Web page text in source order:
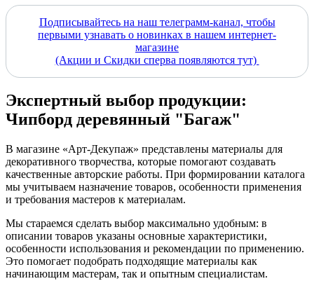
Подписывайтесь на наш телеграмм-канал, чтобы
первыми узнавать о новинках в нашем интернет-
магазине
(Акции и Скидки сперва появляются тут)
Экспертный выбор продукции:
Чипборд деревянный "Багаж"
В магазине «Арт-Декупаж» представлены материалы для
декоративного творчества, которые помогают создавать
качественные авторские работы. При формировании каталога
мы учитываем назначение товаров, особенности применения
и требования мастеров к материалам.
Мы стараемся сделать выбор максимально удобным: в
описании товаров указаны основные характеристики,
особенности использования и рекомендации по применению.
Это помогает подобрать подходящие материалы как
начинающим мастерам, так и опытным специалистам.